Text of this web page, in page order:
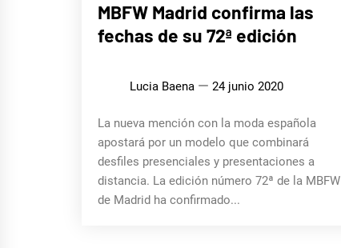
STYLE
MBFW Madrid confirma las
fechas de su 72ª edición
Lucia Baena 24 junio 2020
La nueva mención con la moda española
apostará por un modelo que combinará
desfiles presenciales y presentaciones a
distancia. La edición número 72ª de la MBFW
de Madrid ha confirmado...